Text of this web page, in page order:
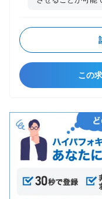
ープ全体）やメー
ビスの企画・開発
の専門性と最先端
へ寄与しています。 【募集職種の期待役割】 ネ
ワークおよびSASE
ならびに設計、構
担当していただき
やサービス企画に
向上と事業成長に寄与
この